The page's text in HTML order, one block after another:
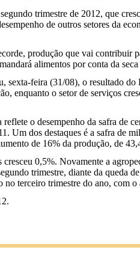
trimestre de 2012, que
de outros setores da
produção que vai
alimentos por conta da
feira (31/08), o resultado
enquanto o setor de serviços
o desempenho da safra de
Um dos destaques é a safra de
de 16% da produção, de
0,5%. Novamente a
trimestre, diante da
terceiro trimestre do ano, com